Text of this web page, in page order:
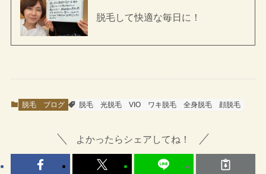
脱毛して快適な毎日に！
脱毛 ブログ 脱毛 光脱毛 VIO ワキ脱毛 全身脱毛 顔脱毛
よかったらシェアしてね！